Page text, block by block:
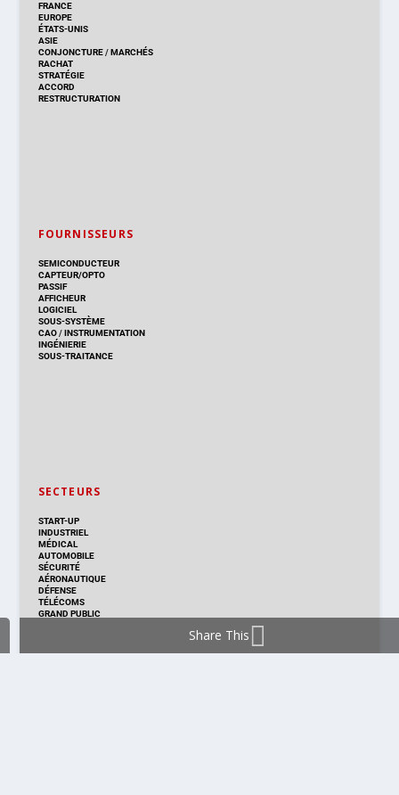
FRANCE
EUROPE
ÉTATS-UNIS
ASIE
CONJONCTURE/MARCHÉS
RACHAT
STRATÉGIE
ACCORD
RESTRUCTURATION
FOURNISSEURS
SEMICONDUCTEUR
CAPTEUR/OPTO
PASSIF
AFFICHEUR
LOGICIEL
SOUS-SYSTÈME
CAO/INSTRUMENTATION
INGÉNIERIE
SOUS-TRAITANCE
SECTEURS
START-UP
INDUSTRIEL
MÉDICAL
AUTOMOBILE
SÉCURITÉ
AÉRONAUTIQUE
DÉFENSE
TÉLÉCOMS
GRAND PUBLIC
Share This